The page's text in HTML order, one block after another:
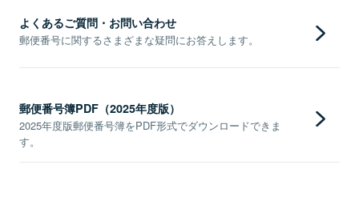
よくあるご質問・お問い合わせ
郵便番号に関するさまざまな疑問にお答えします。
郵便番号簿PDF（2025年度版）
2025年度版郵便番号簿をPDF形式でダウンロードできま
す。